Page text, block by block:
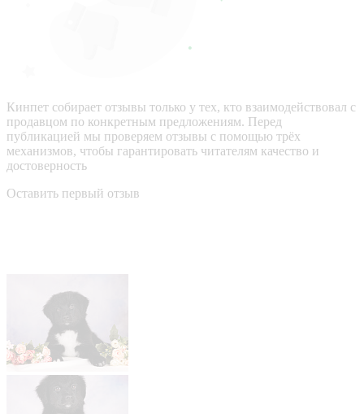
Кинпет собирает отзывы только у тех, кто взаимодействовал с
продавцом по конкретным предложениям. Перед
публикацией мы проверяем отзывы с помощью трёх
механизмов, чтобы гарантировать читателям качество и
достоверность
Оставить первый отзыв